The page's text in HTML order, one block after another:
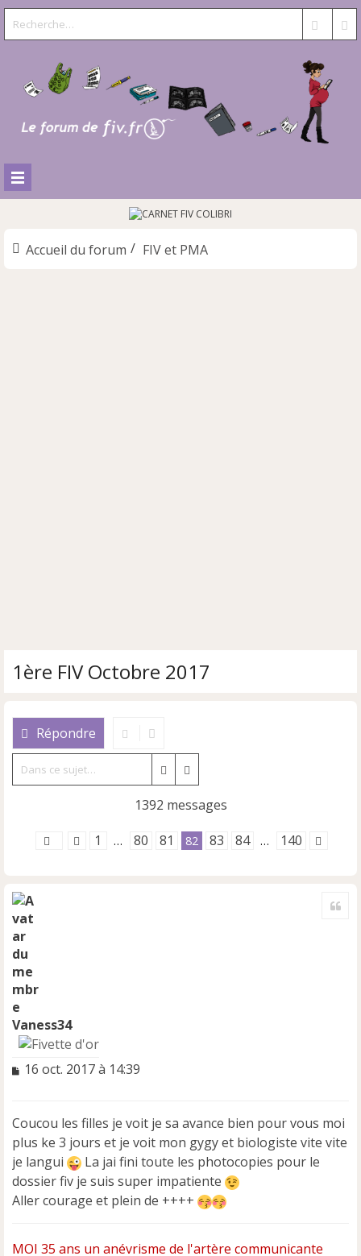
Accueil du forum FIV et PMA
1ère FIV Octobre 2017
Répondre
Rechercher
1392 messages
1 … 80 81 82 83 84 … 140
Vaness34
M
a
g
e
n
o
n
16 oct. 2017 à 14:39
Coucou les filles je voit je sa avance bien pour vous moi
plus ke 3 jours et je voit mon gygy et biologiste vite vite
je langui
La jai fini toute les photocopies pour le
dossier fiv je suis super impatiente
Aller courage et plein de ++++
MOI 35 ans un anévrisme de l'artère communicante